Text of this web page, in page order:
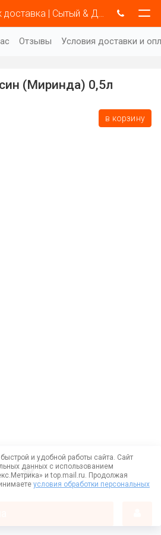
| Сытый & Добрый
Отзывы Условия доставки и
(Миринда) 0,5л
в корзину
и удобной работы сайта. Сайт
данных с использованием
и top.mail.ru. Продолжая
условия обработки персональных